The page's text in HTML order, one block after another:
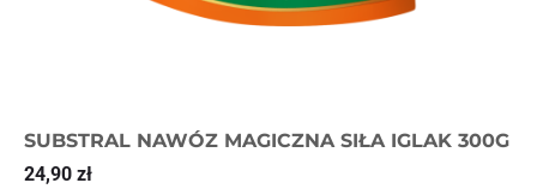
SUBSTRAL NAWÓZ MAGICZNA SIŁA IGLAK 300G
24,90 zł